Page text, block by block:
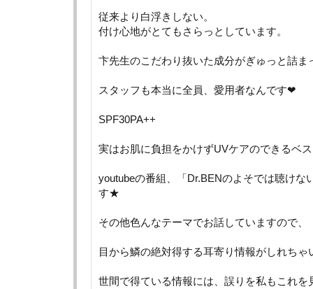
従来より白浮きしない。
付け心地がとてもさらっとしています。
卞先生のこだわり抜いた成分がぎゅっと詰ま
スタッフも本当に全員、愛用者なんです❤︎
SPF30PA++
実はお肌に負担をかけずUVケアのできるベ
youtubeの番組、「Dr.BENのよそでは聴けな
す★
その他色んなテーマでお話していますので、
目から鱗の絶対得する耳寄り情報がしれちゃ
世間で得ている情報には、誤りを私もこれを